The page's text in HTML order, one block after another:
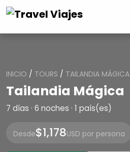
INICIO / TOURS / TAILANDIA MÁGICA
Tailandia Mágica
7 días · 6 noches · 1 país(es)
Desde$1,178USD por persona